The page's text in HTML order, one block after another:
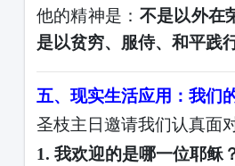
他的精神是： 不是以外在
是以贫穷、服侍、和平践
五、现实生活应用：我们
圣枝主日邀请我们认真面
1. 我欢迎的是哪一位耶稣